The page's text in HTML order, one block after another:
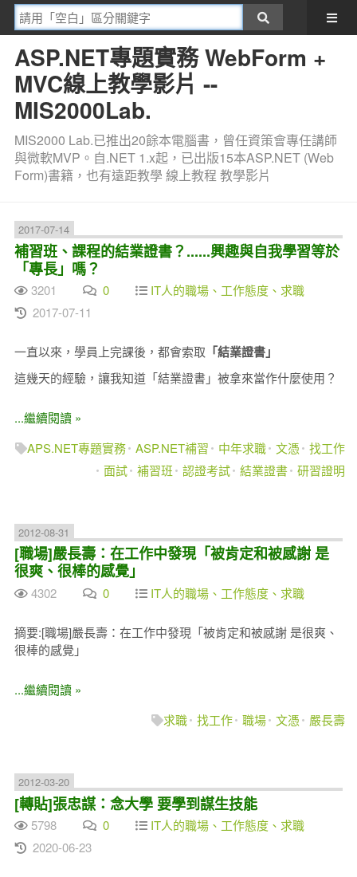
ASP.NET專題實務 WebForm +
MVC線上教學影片 --
MIS2000Lab.
MIS2000 Lab.已推出20餘本電腦書，曾任資策會專任講師
與微軟MVP。自.NET 1.x起，已出版15本ASP.NET (Web
Form)書籍，也有遠距教學 線上教程 教學影片
2017-07-14
補習班、課程的結業證書？......興趣與自我學習等於
「專長」嗎？
3201 0
IT人的職場、工作態度、求職
2017-07-11
一直以來，學員上完課後，都會索取 「結業證書」
這幾天的經驗，讓我知道「結業證書」被拿來當作什麼使用？
...繼續閱讀 »
APS.NET專題實務 ASP.NET補習 中年求職 文憑
找工作
面試 補習班 認證考試 結業證書 研習證明
2012-08-31
[職場]嚴長壽：在工作中發現「被肯定和被感謝 是
很爽、很棒的感覺」
4302 0 IT人的職場、工作態度、求職
摘要:[職場]嚴長壽：在工作中發現「被肯定和被感謝 是很爽、
很棒的感覺」
...繼續閱讀 »
求職 找工作 職場 文憑 嚴長壽
2012-03-20
[轉貼]張忠謀：念大學 要學到謀生技能
5798 0
IT人的職場、工作態度、求職
2020-06-23